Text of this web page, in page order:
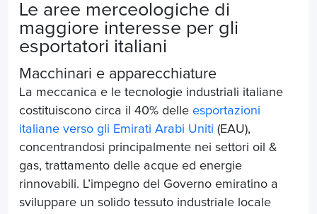
Le aree merceologiche di
maggiore interesse per gli
esportatori italiani
Macchinari e apparecchiature
La meccanica e le tecnologie industriali italiane
costituiscono circa il 40% delle esportazioni
italiane verso gli Emirati Arabi Uniti (EAU),
concentrandosi principalmente nei settori oil &
gas, trattamento delle acque ed energie
rinnovabili. L’impegno del Governo emiratino a
sviluppare un solido tessuto industriale locale